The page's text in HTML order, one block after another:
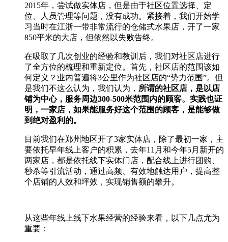
2015年，尝试做实体店，但是由于社区位置选择、定
位、人员管理等问题，没有成功。紧接着，我们开始学
习当时在江浙一带非常流行的仓储式水果店，开了一家
850平米的大店，但依然以失败告终。
在吸取了几次创业的经验和教训后，我们对社区店进行
了全方位的梳理和重新定位。首先，社区店的范围该如
何定义？业内普遍将3公里作为社区店的“势力范围”。但
是我们不这么认为，我们认为， 所谓的社区店，是以店
铺为中心，服务周边300-500米范围内的顾客。实践也证
明，一家店，如果能服务好这个范围的顾客，是能够做
到绝对盈利的。
目前我们在郑州地区开了3家实体店，除了最初一家，主
要依托早年线上客户的积累，去年11月和今年5月新开的
两家店，都是依托线下实体门店，配合线上进行团购、
秒杀等引流活动，通过高频、有效地触达用户，提高整
个店铺的人效和坪效，实现销售额的攀升。
从这些年线上线下水果经营的经验来看，以下几点尤为
重要：